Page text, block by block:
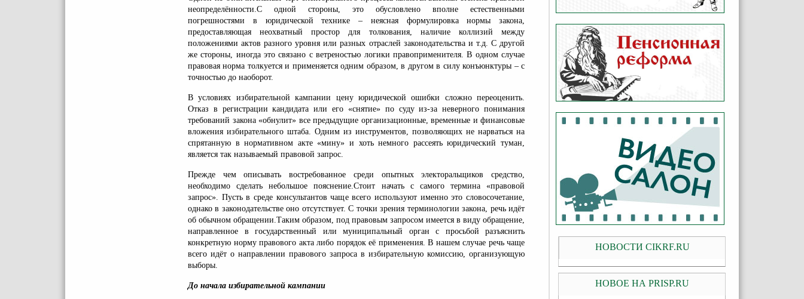
неопределённости.С одной стороны, это обусловлено вполне естественными
погрешностями в юридической технике – неясная формулировка нормы закона,
предоставляющая неохватный простор для толкования, наличие коллизий между
положениями актов разного уровня или разных отраслей законодательства и т.д. С другой
же стороны, иногда это связано с ветреностью логики правоприменителя. В одном случае
правовая норма толкуется и применяется одним образом, в другом в силу конъюнктуры – с
точностью до наоборот.
В условиях избирательной кампании цену юридической ошибки сложно переоценить.
Отказ в регистрации кандидата или его «снятие» по суду из-за неверного понимания
требований закона «обнулит» все предыдущие организационные, временные и финансовые
вложения избирательного штаба. Одним из инструментов, позволяющих не нарваться на
спрятанную в нормативном акте «мину» и хоть немного рассеять юридический туман,
является так называемый правовой запрос.
Прежде чем описывать востребованное среди опытных электоральщиков средство,
необходимо сделать небольшое пояснение.Стоит начать с самого термина «правовой
запрос». Пусть в среде консультантов чаще всего используют именно это словосочетание,
однако в законодательстве оно отсутствует. С точки зрения терминологии закона, речь идёт
об обычном обращении.Таким образом, под правовым запросом имеется в виду обращение,
направленное в государственный или муниципальный орган с просьбой разъяснить
конкретную норму правового акта либо порядок её применения. В нашем случае речь чаще
всего идёт о направлении правового запроса в избирательную комиссию, организующую
выборы.
До начала избирательной кампании
НОВОСТИ CIKRF.RU
НОВОЕ НА PRISP.RU